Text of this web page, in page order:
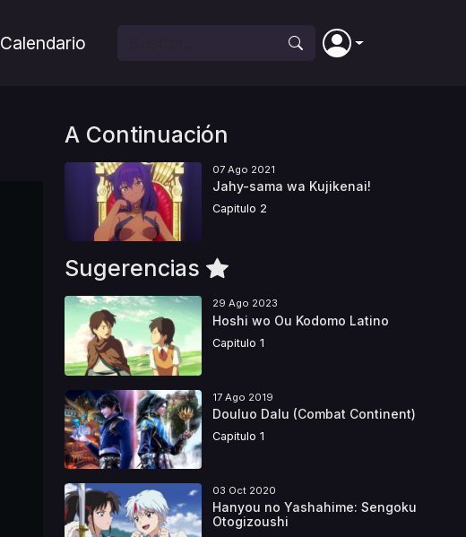
Calendario
A Continuación
07 Ago 2021
Jahy-sama wa Kujikenai!
Capitulo 2
Sugerencias
29 Ago 2023
Hoshi wo Ou Kodomo Latino
Capitulo 1
17 Ago 2019
Douluo Dalu (Combat Continent)
Capitulo 1
03 Oct 2020
Hanyou no Yashahime: Sengoku
Otogizoushi